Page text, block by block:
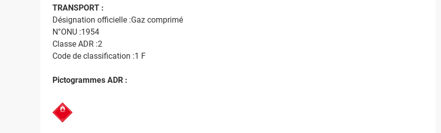
TRANSPORT :
Désignation officielle :Gaz comprimé
N°ONU :1954
Classe ADR :2
Code de classification :1 F
Pictogrammes ADR :